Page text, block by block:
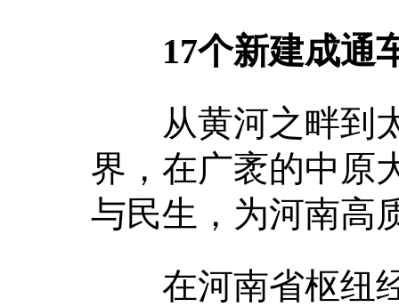
17个新建成通
从黄河之畔到太
界，在广袤的中原
与民生，为河南高
在河南省枢纽经